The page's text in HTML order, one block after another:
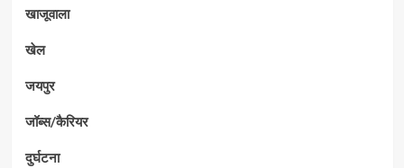
खाजूवाला
खेल
जयपुर
जॉब्स/कैरियर
दुर्घटना